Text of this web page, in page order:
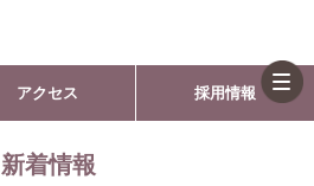
アクセス 採用情報
新着情報